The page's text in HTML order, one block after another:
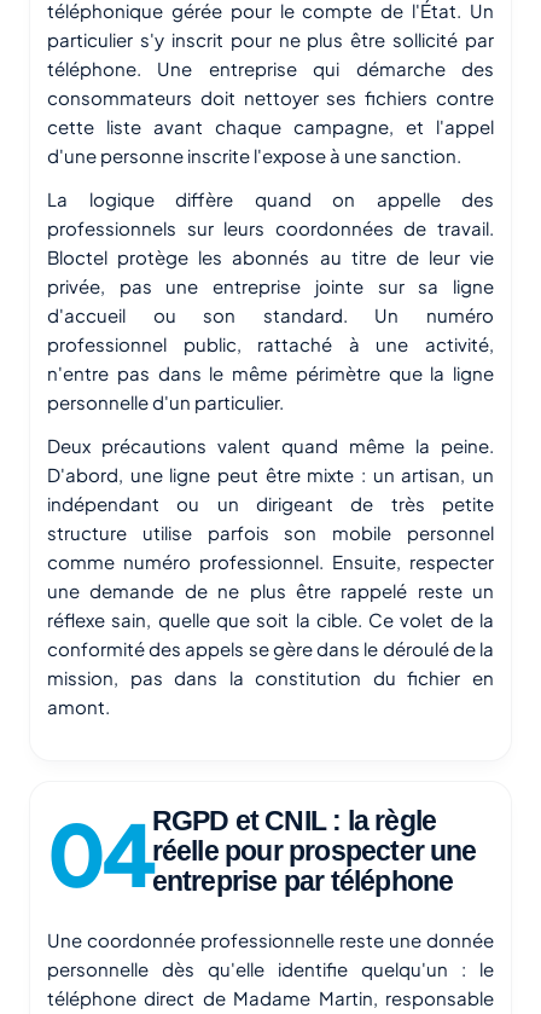
téléphonique gérée pour le compte de l'État. Un
particulier s'y inscrit pour ne plus être sollicité par
téléphone. Une entreprise qui démarche des
consommateurs doit nettoyer ses fichiers contre
cette liste avant chaque campagne, et l'appel
d'une personne inscrite l'expose à une sanction.
La logique diffère quand on appelle des
professionnels sur leurs coordonnées de travail.
Bloctel protège les abonnés au titre de leur vie
privée, pas une entreprise jointe sur sa ligne
d'accueil ou son standard. Un numéro
professionnel public, rattaché à une activité,
n'entre pas dans le même périmètre que la ligne
personnelle d'un particulier.
Deux précautions valent quand même la peine.
D'abord, une ligne peut être mixte : un artisan, un
indépendant ou un dirigeant de très petite
structure utilise parfois son mobile personnel
comme numéro professionnel. Ensuite, respecter
une demande de ne plus être rappelé reste un
réflexe sain, quelle que soit la cible. Ce volet de la
conformité des appels se gère dans le déroulé de la
mission, pas dans la constitution du fichier en
amont.
RGPD et CNIL : la règle
réelle pour prospecter une
entreprise par téléphone
Une coordonnée professionnelle reste une donnée
personnelle dès qu'elle identifie quelqu'un : le
téléphone direct de Madame Martin, responsable